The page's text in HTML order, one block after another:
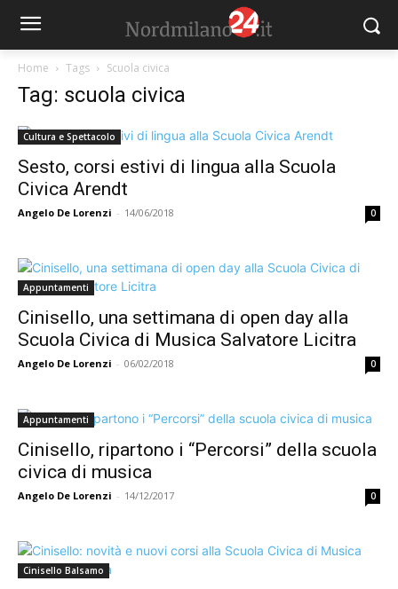
Home Tags Scuola civica
Tag: scuola civica
Cultura e Spettacolo
Sesto, corsi estivi di lingua alla Scuola
Civica Arendt
Angelo De Lorenzi - 14/06/2018 0
Appuntamenti
Cinisello, una settimana di open day alla
Scuola Civica di Musica Salvatore Licitra
Angelo De Lorenzi - 06/02/2018 0
Appuntamenti
Cinisello, ripartono i “Percorsi” della scuola
civica di musica
Angelo De Lorenzi - 14/12/2017 0
Cinisello Balsamo